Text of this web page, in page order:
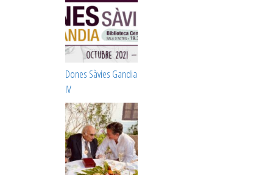
Dones Sàvies Gandia
IV